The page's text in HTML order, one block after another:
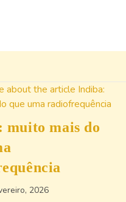
muito mais do
2026